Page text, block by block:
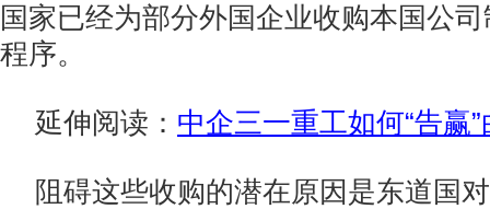
国家已经为部分外国企业收购本国公
程序。
延伸阅读： 中企三一重工如何“告赢
阻碍这些收购的潜在原因是东道国